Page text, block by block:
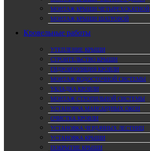
МОНТАЖ КРЫШИ ЧЕТЫРЕХСКАТНОЙ
МОНТАЖ КРЫШИ ШАТРОВОЙ
Кровельные работы
УТЕПЛЕНИЕ КРЫШИ
СТРОИТЕЛЬСТВО КРЫШИ
ГИДРОИЗОЛЯЦИЯ КРОВЛИ
МОНТАЖ ВОДОСТОЧНОЙ СИСТЕМЫ
УКЛАДКА КРОВЛИ
МОНТАЖ СТРОПИЛЬНОЙ СИСТЕМЫ
УСТАНОВКА МАНСАРДНЫХ ОКОН
ОЧИСТКА КРОВЛИ
УСТАНОВКА ЧЕРДАЧНЫХ ЛЕСТНИЦ
УСТАНОВКА КРЫШИ
ПОКРЫТИЕ КРЫШИ